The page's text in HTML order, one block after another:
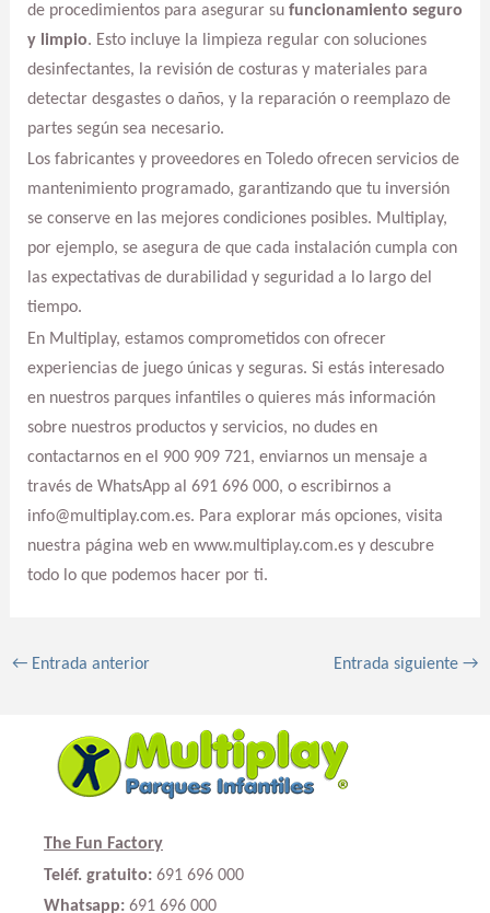
de procedimientos para asegurar su funcionamiento seguro
y limpio. Esto incluye la limpieza regular con soluciones
desinfectantes, la revisión de costuras y materiales para
detectar desgastes o daños, y la reparación o reemplazo de
partes según sea necesario.
Los fabricantes y proveedores en Toledo ofrecen servicios de
mantenimiento programado, garantizando que tu inversión
se conserve en las mejores condiciones posibles. Multiplay,
por ejemplo, se asegura de que cada instalación cumpla con
las expectativas de durabilidad y seguridad a lo largo del
tiempo.
En Multiplay, estamos comprometidos con ofrecer
experiencias de juego únicas y seguras. Si estás interesado
en nuestros parques infantiles o quieres más información
sobre nuestros productos y servicios, no dudes en
contactarnos en el 900 909 721, enviarnos un mensaje a
través de WhatsApp al 691 696 000, o escribirnos a
info@multiplay.com.es. Para explorar más opciones, visita
nuestra página web en www.multiplay.com.es y descubre
todo lo que podemos hacer por ti.
←Entrada anterior Entrada siguiente→
The Fun Factory
Teléf. gratuito: 691 696 000
Whatsapp: 691 696 000